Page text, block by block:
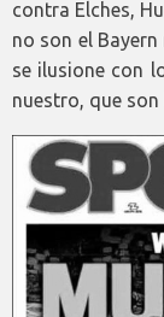
contra Elches,
no son el
se ilusione con
nuestro, que